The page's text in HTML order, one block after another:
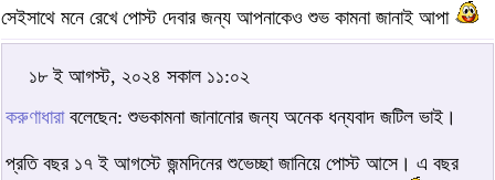
সেইসাথে মনে রেখে পোস্ট দেবার জন্য আপনাকেও শুভ কামনা জানাই আপা
১৮ ই আগস্ট, ২০২৪ সকাল ১১:০২
করুণাধারাবলেছেন: শুভকামনা জানানোর জন্য অনেক ধন্যবাদ জটিল ভাই।‌
প্রতি বছর ১৭ ই আগস্টে জন্মদিনের শুভেচ্ছা জানিয়ে পোস্ট আসে। এ বছর